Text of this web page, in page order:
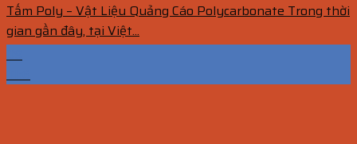
Tấm Poly – Vật Liệu Quảng Cáo Polycarbonate Trong thời
gian gần đây, tại Việt...
09
Th6